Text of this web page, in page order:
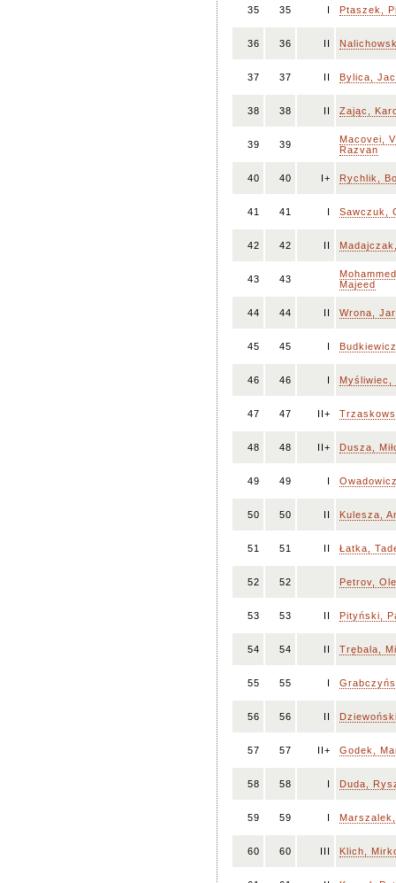
35 35 I Ptaszek,
36 36 II
37 37 II Bylica,
38 38 II Zając,
39 39
Macovei,
Razvan
40 40 I+ Rychlik,
41 41 I Sawczuk,
42 42 II
43 43
Majeed
44 44 II Wrona,
45 45 I
46 46 I Myśliwiec,
47 47 II+
48 48 II+ Dusza,
49 49 I
50 50 II Kulesza,
51 51 II Łatka,
52 52 Petrov,
53 53 II Pityński,
54 54 II Trębala,
55 55 I
56 56 II
57 57 II+ Godek,
58 58 I Duda,
59 59 I
60 60 III Klich,